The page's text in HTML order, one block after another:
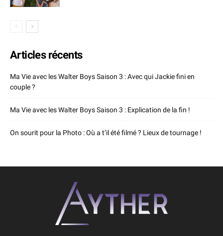
Articles récents
Ma Vie avec les Walter Boys Saison 3 : Avec qui Jackie fini en
couple ?
Ma Vie avec les Walter Boys Saison 3 : Explication de la fin !
On sourit pour la Photo : Où a t’il été filmé ? Lieux de tournage !